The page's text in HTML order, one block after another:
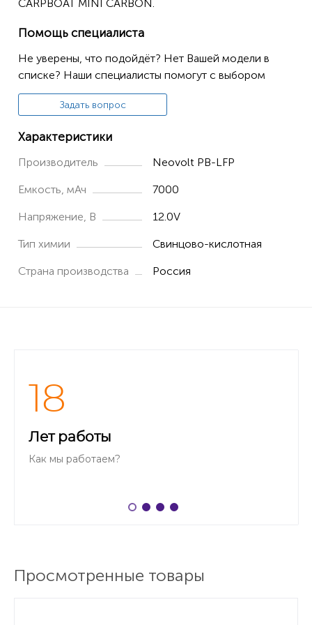
CARPBOAT MINI CARBON.
Помощь специалиста
Не уверены, что подойдёт? Нет Вашей модели в
списке? Наши специалисты помогут с выбором
Задать вопрос
Характеристики
Производитель Neovolt PB-LFP
Емкость, мАч 7000
Напряжение, В 12.0V
Тип химии Свинцово-кислотная
Страна производства Россия
18
Лет работы
Как мы работаем?
Просмотренные товары